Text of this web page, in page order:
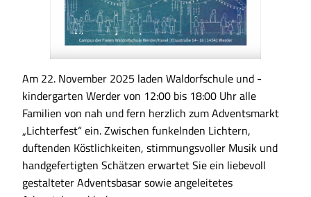
Am 22. November 2025 laden Waldorfschule und -
kindergarten Werder von 12:00 bis 18:00 Uhr alle
Familien von nah und fern herzlich zum Adventsmarkt
„Lichterfest“ ein. Zwischen funkelnden Lichtern,
duftenden Köstlichkeiten, stimmungsvoller Musik und
handgefertigten Schätzen erwartet Sie ein liebevoll
gestalteter Adventsbasar sowie angeleitetes